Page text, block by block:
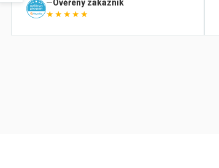
Ověřený zákazník
★★★★★